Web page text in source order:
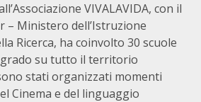
VIVALAVIDA, con il
Ministero dell’Istruzione
Ricerca, ha coinvolto 30 scuole
grado su tutto il territorio
stati organizzati momenti
Cinema e del linguaggio